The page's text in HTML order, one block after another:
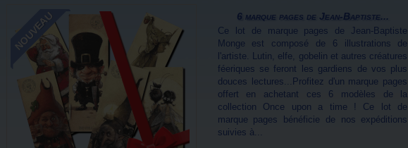
NOUVEAU 6 marque pages de Jean-Baptiste...
Ce lot de marque pages de Jean-Baptiste
Monge est composé de 6 illustrations de
l'artiste. Lutin, elfe, gobelin et autres créatures
féeriques se feront les gardiens de vos plus
douces lectures...Profitez d'un marque pages
offert en achetant ces 6 modèles de la
collection Once upon a time ! Ce lot de
marque pages bénéficie de nos expéditions
suivies à...